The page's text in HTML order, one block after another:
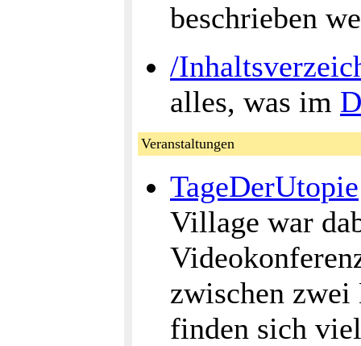
beschrieben
/
alles, was im
Veranstaltungen
TageDerUtopie
Village war
zwischen
finden sich